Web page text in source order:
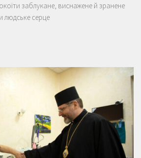
заблукане, виснажене й зранене
людське серце